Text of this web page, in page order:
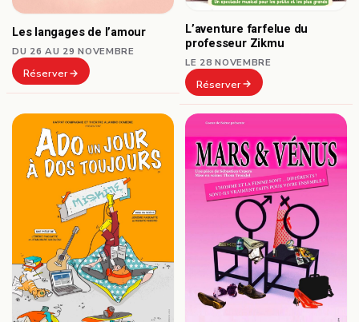
Les langages de l’amour
DU 26 AU 29 NOVEMBRE
Réserver
L’aventure farfelue du
professeur Zikmu
LE 28 NOVEMBRE
Réserver